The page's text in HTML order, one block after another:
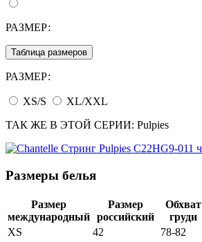
РАЗМЕР:
Таблица размеров
РАЗМЕР:
XS/S
XL/XXL
ТАК ЖЕ В ЭТОЙ СЕРИИ: Pulpies
Размеры белья
Размер
международный
Размер
российский
Обхват
груди
XS
42 78-82